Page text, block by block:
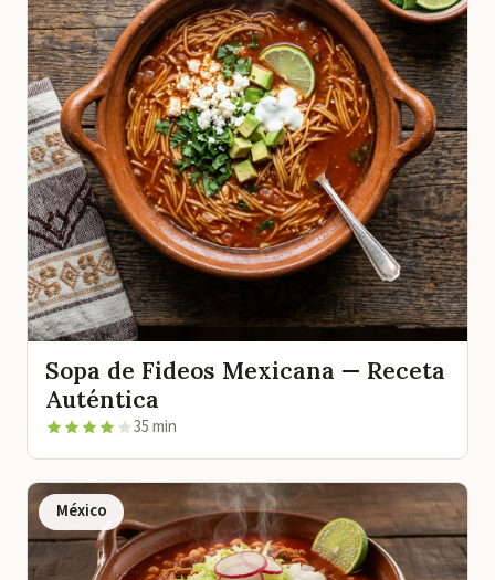
Sopa de Fideos Mexicana — Receta
Auténtica
35 min
México